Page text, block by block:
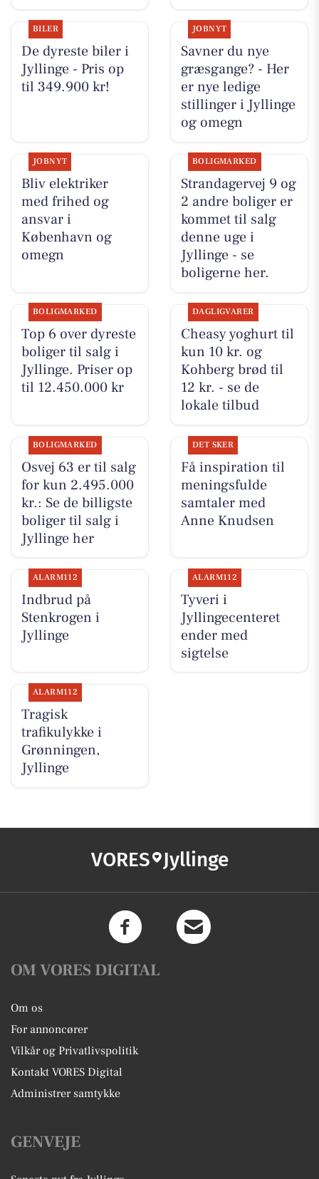
BILER
De dyreste biler i
Jyllinge - Pris op
til 349.900 kr!
JOBNYT
Savner du nye
græsgange? - Her
er nye ledige
stillinger i Jyllinge
og omegn
JOBNYT
Bliv elektriker
med frihed og
ansvar i
København og
omegn
BOLIGMARKED
Strandagervej 9 og
2 andre boliger er
kommet til salg
denne uge i
Jyllinge - se
boligerne her.
BOLIGMARKED
Top 6 over dyreste
boliger til salg i
Jyllinge. Priser op
til 12.450.000 kr
DAGLIGVARER
Cheasy yoghurt til
kun 10 kr. og
Kohberg brød til
12 kr. - se de
lokale tilbud
BOLIGMARKED
Osvej 63 er til salg
for kun 2.495.000
kr.: Se de billigste
boliger til salg i
Jyllinge her
DET SKER
Få inspiration til
meningsfulde
samtaler med
Anne Knudsen
ALARM112
Indbrud på
Stenkrogen i
Jyllinge
ALARM112
Tyveri i
Jyllingecenteret
ender med
sigtelse
ALARM112
Tragisk
trafikulykke i
Grønningen,
Jyllinge
VORES Jyllinge
OM VORES DIGITAL
Om os
For annoncører
Vilkår og Privatlivspolitik
Kontakt VORES Digital
Administrer samtykke
GENVEJE